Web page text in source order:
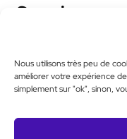
Nous utilisons très peu de
améliorer votre expérience
simplement sur "ok", sinon,
Semaine